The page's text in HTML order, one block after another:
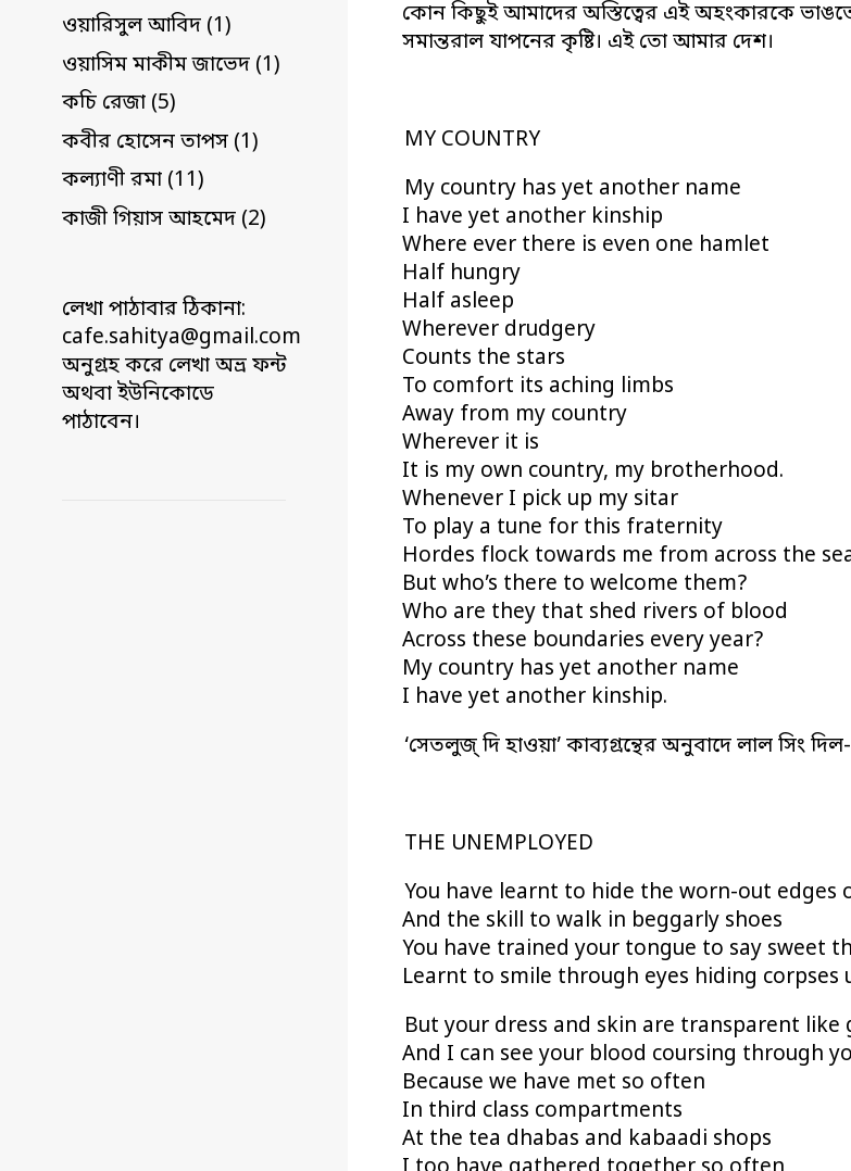
ওয়ারিসুল আবিদ (1)
ওয়াসিম মাকীম জাভেদ (1)
কচি রেজা (5)
কবীর হোসেন তাপস (1)
কল্যাণী রমা (11)
কাজী গিয়াস আহমেদ (2)
লেখা পাঠাবার ঠিকানা:
cafe.sahitya@gmail.com
অনুগ্রহ করে লেখা অভ্র ফন্ট
অথবা ইউনিকোডে
পাঠাবেন।
কোন কিছুই আমাদের অস্তিত্বের এই অহংকারকে
সমান্তরাল যাপনের কৃষ্টি। এই তো আমার দেশ।
MY COUNTRY
My country has yet another name
I have yet another kinship
Where ever there is even one hamlet
Half hungry
Half asleep
Wherever drudgery
Counts the stars
To comfort its aching limbs
Away from my country
Wherever it is
It is my own country, my brotherhood.
Whenever I pick up my sitar
To play a tune for this fraternity
Hordes flock towards me from across the
But who’s there to welcome them?
Who are they that shed rivers of blood
Across these boundaries every year?
My country has yet another name
I have yet another kinship.
‘সেতলুজ্‌ দি হাওয়া’ কাব্যগ্রন্থের অনুবাদে লাল সিং
THE UNEMPLOYED
You have learnt to hide the worn-out edges
And the skill to walk in beggarly shoes
You have trained your tongue to say sweet
Learnt to smile through eyes hiding corpses
But your dress and skin are transparent like
And I can see your blood coursing through
Because we have met so often
In third class compartments
At the tea dhabas and kabaadi shops